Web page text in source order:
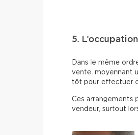
5.
Dans le même
vente, moyennant
tôt pour effectuer
Ces arrangements
vendeur, surtout